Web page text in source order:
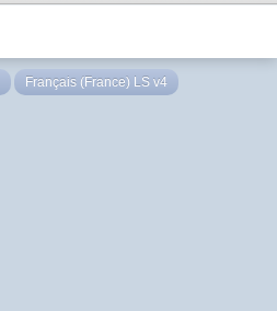
Français (France) LS v4